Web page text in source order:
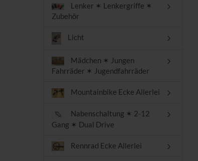
Lenker ✶ Lenkergriffe ✶
Zubehör
Licht
Mädchen ✶ Jungen
Fahrräder ✶ Jugendfahrräder
Mountainbike Ecke Allerlei
Nabenschaltung ✶ 2-12
Gang ✶ Dual Drive
Rennrad Ecke Allerlei